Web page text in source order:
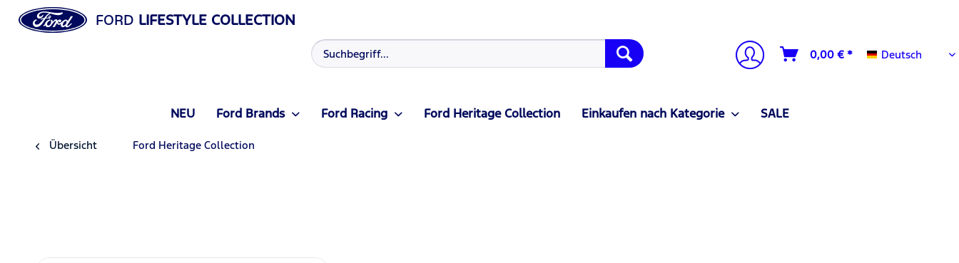
FORD LIFESTYLE COLLECTION
0,00 € * Deutsch
Deutsch
NEU Ford Brands Ford Racing Ford Heritage Collection Einkaufen nach Kategorie SALE
Übersicht Ford Heritage Collection